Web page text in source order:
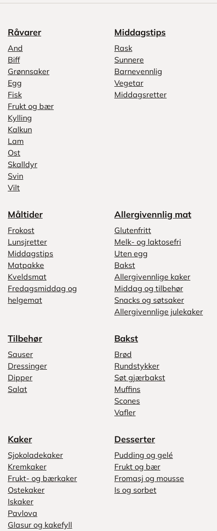
Råvarer
And
Biff
Grønnsaker
Egg
Fisk
Frukt og bær
Kylling
Kalkun
Lam
Ost
Skalldyr
Svin
Vilt
Middagstips
Rask
Sunnere
Barnevennlig
Vegetar
Middagsretter
Måltider
Frokost
Lunsjretter
Middagstips
Matpakke
Kveldsmat
Fredagsmiddag og
helgemat
Allergivennlig mat
Glutenfritt
Melk- og laktosefri
Uten egg
Bakst
Allergivennlige kaker
Middag og tilbehør
Snacks og søtsaker
Allergivennlige julekaker
Tilbehør
Sauser
Dressinger
Dipper
Salat
Bakst
Brød
Rundstykker
Søt gjærbakst
Muffins
Scones
Vafler
Kaker
Sjokoladekaker
Kremkaker
Frukt- og bærkaker
Ostekaker
Iskaker
Pavlova
Glasur og kakefyll
Desserter
Pudding og gelé
Frukt og bær
Fromasj og mousse
Is og sorbet